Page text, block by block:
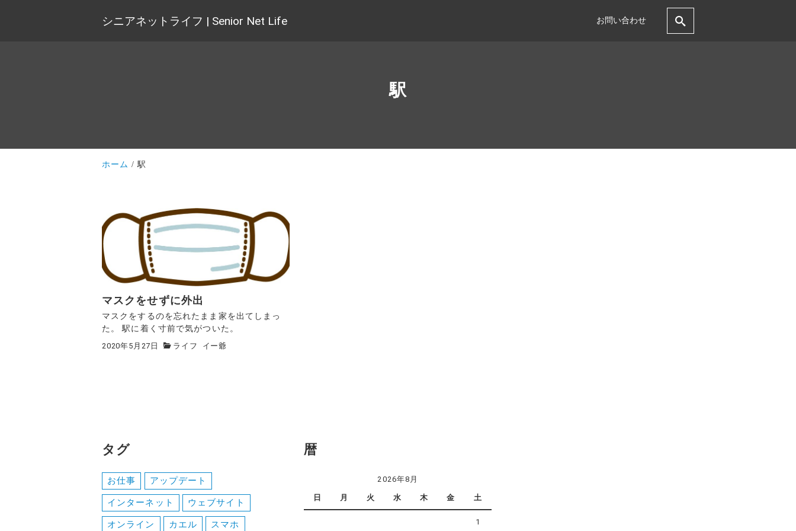
シニアネットライフ | Senior Net Life お問い合わせ
駅
ホーム 駅
マスクをせずに外出
マスクをするのを忘れたまま家を出てしまっ
た。 駅に着く寸前で気がついた。
2020年5月27日 ライフ イー爺
タグ
お仕事 アップデート
インターネット ウェブサイト
オンライン カエル スマホ
暦
2026年8月
日 月 火 水 木 金 土
1